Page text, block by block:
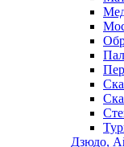
Дзюдо,